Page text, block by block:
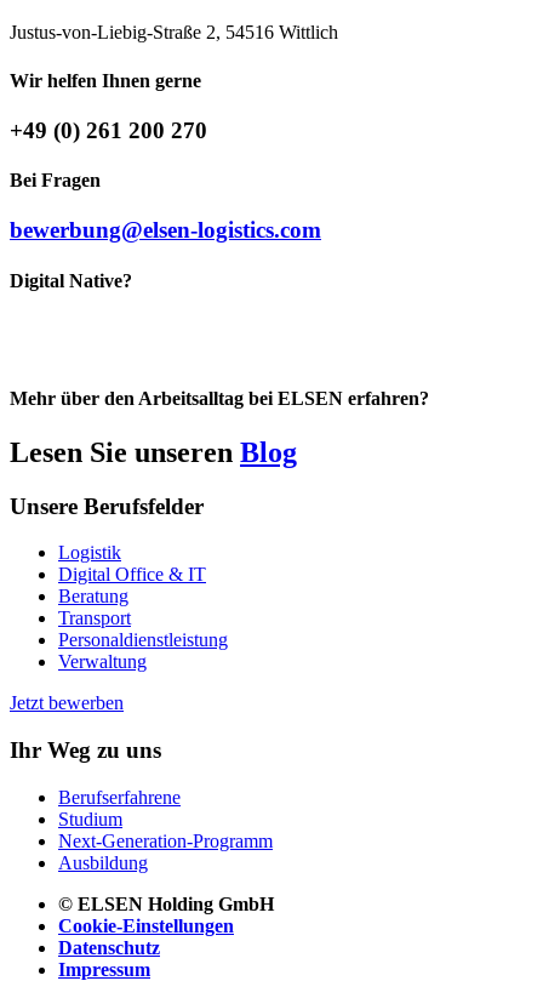
Justus-von-Liebig-Straße 2, 54516 Wittlich
Wir helfen Ihnen gerne
+49 (0) 261 200 270
Bei Fragen
bewerbung@elsen-logistics.com
Digital Native?
Mehr über den Arbeitsalltag bei ELSEN erfahren?
Lesen Sie unseren Blog
Unsere Berufsfelder
Logistik
Digital Office & IT
Beratung
Transport
Personaldienstleistung
Verwaltung
Jetzt bewerben
Ihr Weg zu uns
Berufserfahrene
Studium
Next-Generation-Programm
Ausbildung
© ELSEN Holding GmbH
Cookie-Einstellungen
Datenschutz
Impressum